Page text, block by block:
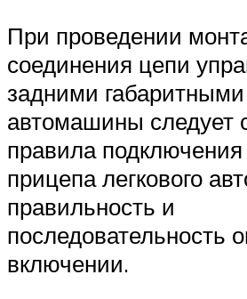
При проведении
соединения цепи
задними
автомашины следует
правила подключения
прицепа легкового
правильность и
последовательность
включении.